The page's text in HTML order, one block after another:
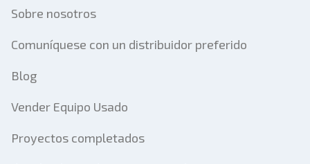
Sobre nosotros
Comuníquese con un distribuidor preferido
Blog
Vender Equipo Usado
Proyectos completados